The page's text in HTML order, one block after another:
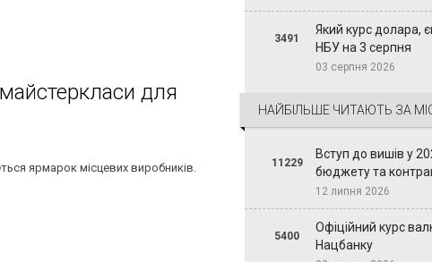
для
ярмарок місцевих виробників.
3491
Який курс долара,
НБУ на 3 серпня
03 серпня 2026
НАЙБІЛЬШЕ ЧИТАЮТЬ ЗА
11229
Вступ до вишів у
бюджету та
12 липня 2026
5400
Офіційний курс
Нацбанку